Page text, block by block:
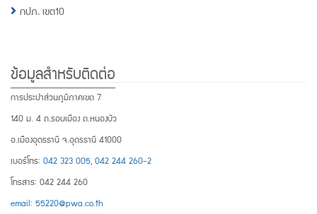
กปภ. เขต10
ข้อมูลสำหรับติดต่อ
การประปาส่วนภูมิภาคเขต 7
140 ม. 4 ถ.รอบเมือง ต.หนองบัว
อ.เมืองอุดรธานี จ.อุดรธานี 41000
เบอร์โทร: 042 323 005,042 244 260-2
โทรสาร: 042 244 260
email: 55220@pwa.co.th